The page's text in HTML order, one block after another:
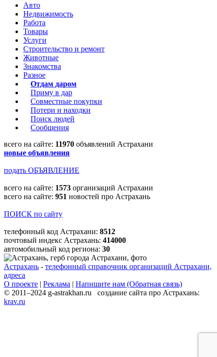
Авто
Недвижимость
Работа
Товары
Услуги
Строительство и ремонт
Животные
Знакомства
Разное
Отдам даром
Приму в дар
Совместные покупки
Потери и находки
Поиск людей
Сообщения
всего на сайте: 11970 объявлений Астрахани
новые объявления
подать ОБЪЯВЛЕНИЕ
всего на сайте: 1573 организаций Астрахани
всего на сайте: 951 новостей про Астрахань
ПОИСК по сайту
телефонный код Астрахани: 8512
почтовый индекс Астрахань: 414000
автомобильный код региона: 30
Астрахань - телефонный справочник организаций Астрахани,
адреса
О проекте | Реклама | Напишите нам (Обратная связь)
© 2011–2024 g-astrakhan.ru создание сайта про Астрахань:
krav.ru